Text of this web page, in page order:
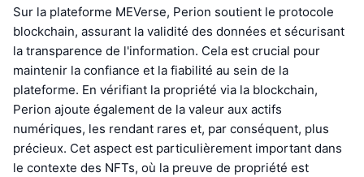
Sur la plateforme MEVerse, Perion soutient le protocole
blockchain, assurant la validité des données et sécurisant
la transparence de l'information. Cela est crucial pour
maintenir la confiance et la fiabilité au sein de la
plateforme. En vérifiant la propriété via la blockchain,
Perion ajoute également de la valeur aux actifs
numériques, les rendant rares et, par conséquent, plus
précieux. Cet aspect est particulièrement important dans
le contexte des NFTs, où la preuve de propriété est